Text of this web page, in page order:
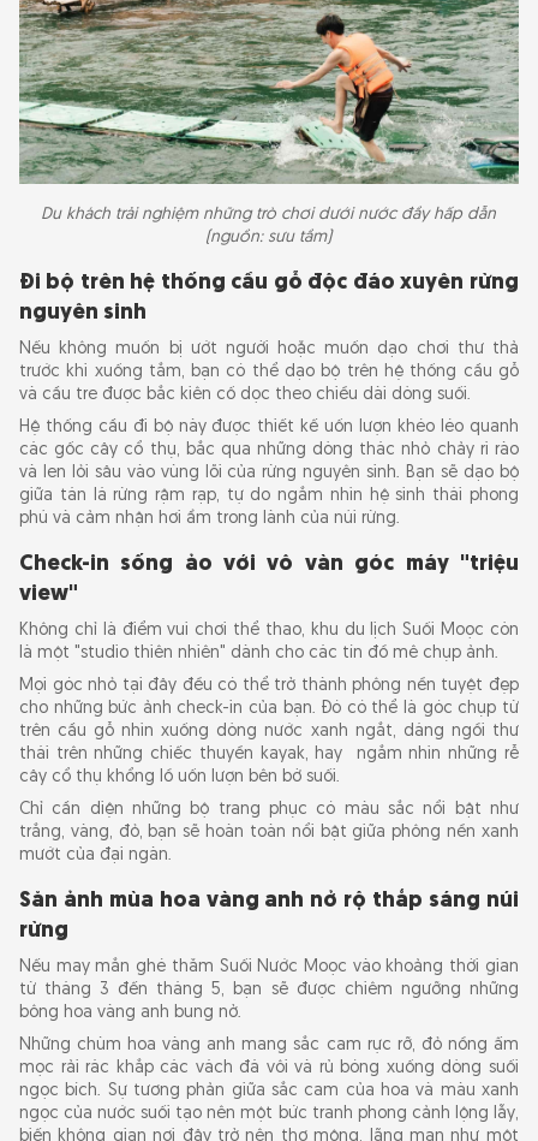
Du khách trải nghiệm những trò chơi dưới nước đầy hấp dẫn
(nguồn: sưu tầm)
Đi bộ trên hệ thống cầu gỗ độc đáo xuyên rừng
nguyên sinh
Nếu không muốn bị ướt người hoặc muốn dạo chơi thư thả
trước khi xuống tắm, bạn có thể dạo bộ trên hệ thống cầu gỗ
và cầu tre được bắc kiên cố dọc theo chiều dài dòng suối.
Hệ thống cầu đi bộ này được thiết kế uốn lượn khéo léo quanh
các gốc cây cổ thụ, bắc qua những dòng thác nhỏ chảy rì rào
và len lỏi sâu vào vùng lõi của rừng nguyên sinh. Bạn sẽ dạo bộ
giữa tán lá rừng rậm rạp, tự do ngắm nhìn hệ sinh thái phong
phú và cảm nhận hơi ẩm trong lành của núi rừng.
Check-in sống ảo với vô vàn góc máy "triệu
view"
Không chỉ là điểm vui chơi thể thao, khu du lịch Suối Moọc còn
là một "studio thiên nhiên" dành cho các tín đồ mê chụp ảnh.
Mọi góc nhỏ tại đây đều có thể trở thành phông nền tuyệt đẹp
cho những bức ảnh check-in của bạn. Đó có thể là góc chụp từ
trên cầu gỗ nhìn xuống dòng nước xanh ngắt, dáng ngồi thư
thái trên những chiếc thuyền kayak, hay ngắm nhìn những rễ
cây cổ thụ khổng lồ uốn lượn bên bờ suối.
Chỉ cần diện những bộ trang phục có màu sắc nổi bật như
trắng, vàng, đỏ, bạn sẽ hoàn toàn nổi bật giữa phông nền xanh
mướt của đại ngàn.
Săn ảnh mùa hoa vàng anh nở rộ thắp sáng núi
rừng
Nếu may mắn ghé thăm Suối Nước Moọc vào khoảng thời gian
từ tháng 3 đến tháng 5, bạn sẽ được chiêm ngưỡng những
bông hoa vàng anh bung nở.
Những chùm hoa vàng anh mang sắc cam rực rỡ, đỏ nồng ấm
mọc rải rác khắp các vách đá vôi và rủ bóng xuống dòng suối
ngọc bích. Sự tương phản giữa sắc cam của hoa và màu xanh
ngọc của nước suối tạo nên một bức tranh phong cảnh lộng lẫy,
biến không gian nơi đây trở nên thơ mộng, lãng mạn như một